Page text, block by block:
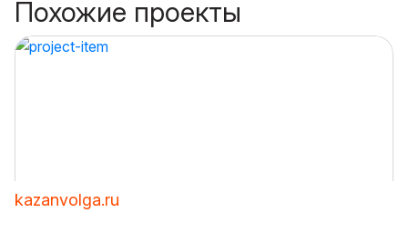
Похожие проекты
kazanvolga.ru